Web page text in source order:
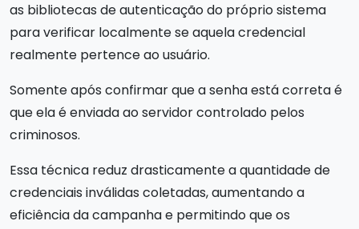
as bibliotecas de autenticação do próprio sistema
para verificar localmente se aquela credencial
realmente pertence ao usuário.
Somente após confirmar que a senha está correta é
que ela é enviada ao servidor controlado pelos
criminosos.
Essa técnica reduz drasticamente a quantidade de
credenciais inválidas coletadas, aumentando a
eficiência da campanha e permitindo que os